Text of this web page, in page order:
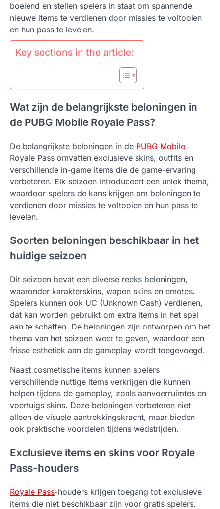
boeiend en stellen spelers in staat om spannende
nieuwe items te verdienen door missies te voltooien
en hun pass te levelen.
Key sections in the article:
Wat zijn de belangrijkste beloningen in
de PUBG Mobile Royale Pass?
De belangrijkste beloningen in de PUBG Mobile
Royale Pass omvatten exclusieve skins, outfits en
verschillende in-game items die de game-ervaring
verbeteren. Elk seizoen introduceert een uniek thema,
waardoor spelers de kans krijgen om beloningen te
verdienen door missies te voltooien en hun pass te
levelen.
Soorten beloningen beschikbaar in het
huidige seizoen
Dit seizoen bevat een diverse reeks beloningen,
waaronder karakterskins, wapen skins en emotes.
Spelers kunnen ook UC (Unknown Cash) verdienen,
dat kan worden gebruikt om extra items in het spel
aan te schaffen. De beloningen zijn ontworpen om het
thema van het seizoen weer te geven, waardoor een
frisse esthetiek aan de gameplay wordt toegevoegd.
Naast cosmetische items kunnen spelers
verschillende nuttige items verkrijgen die kunnen
helpen tijdens de gameplay, zoals aanvoerruimtes en
voertuigs skins. Deze beloningen verbeteren niet
alleen de visuele aantrekkingskracht, maar bieden
ook praktische voordelen tijdens wedstrijden.
Exclusieve items en skins voor Royale
Pass-houders
Royale Pass-houders krijgen toegang tot exclusieve
items die niet beschikbaar zijn voor gratis spelers.